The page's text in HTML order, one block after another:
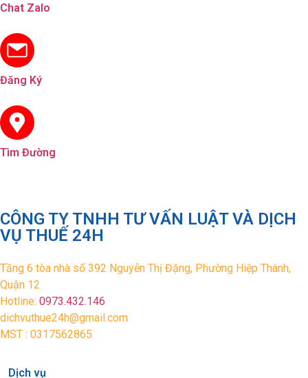
Chat Zalo
Đăng Ký
Tìm Đường
CÔNG TY TNHH TƯ VẤN LUẬT VÀ DỊCH
VỤ THUẾ 24H
Tầng 6 tòa nhà số 392 Nguyễn Thị Đặng, Phường Hiệp Thành,
Quận 12
Hotline: 0973.432.146
dichvuthue24h@gmail.com
MST : 0317562865
Dịch vụ